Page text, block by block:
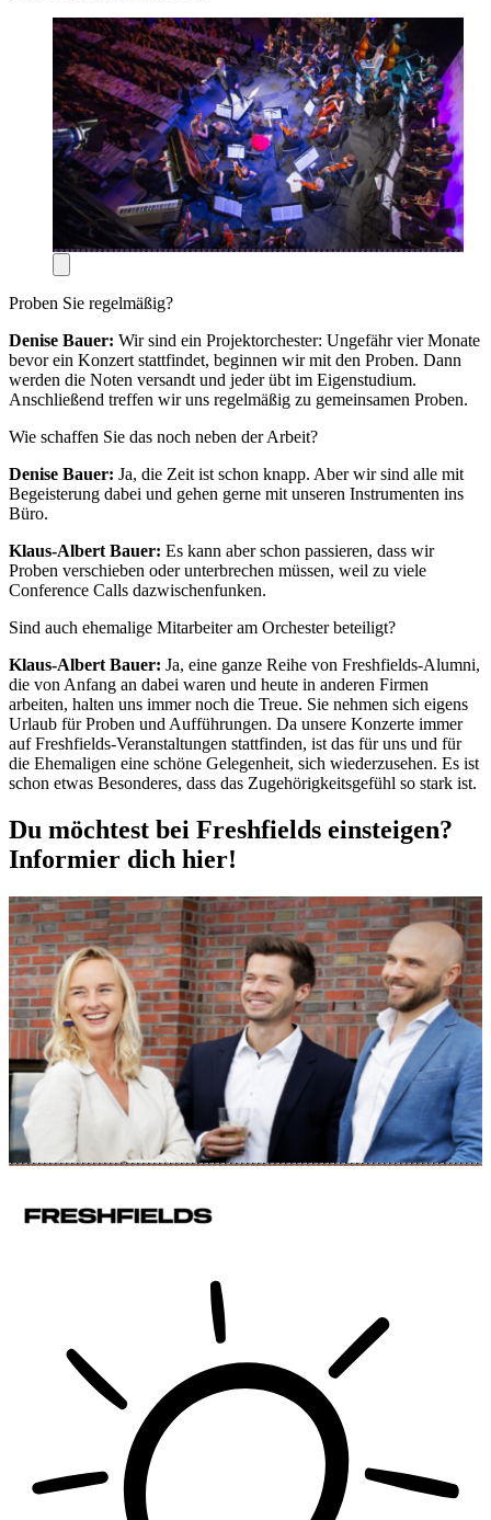
Proben Sie regelmäßig?
Denise Bauer: Wir sind ein Projektorchester: Ungefähr vier Monate
bevor ein Konzert stattfindet, beginnen wir mit den Proben. Dann
werden die Noten versandt und jeder übt im Eigenstudium.
Anschließend treffen wir uns regelmäßig zu gemeinsamen Proben.
Wie schaffen Sie das noch neben der Arbeit?
Denise Bauer: Ja, die Zeit ist schon knapp. Aber wir sind alle mit
Begeisterung dabei und gehen gerne mit unseren Instrumenten ins
Büro.
Klaus-Albert Bauer: Es kann aber schon passieren, dass wir
Proben verschieben oder unterbrechen müssen, weil zu viele
Conference Calls dazwischenfunken.
Sind auch ehemalige Mitarbeiter am Orchester beteiligt?
Klaus-Albert Bauer: Ja, eine ganze Reihe von Freshfields-Alumni,
die von Anfang an dabei waren und heute in anderen Firmen
arbeiten, halten uns immer noch die Treue. Sie nehmen sich eigens
Urlaub für Proben und Aufführungen. Da unsere Konzerte immer
auf Freshfields-Veranstaltungen stattfinden, ist das für uns und für
die Ehemaligen eine schöne Gelegenheit, sich wiederzusehen. Es ist
schon etwas Besonderes, dass das Zugehörigkeitsgefühl so stark ist.
Du möchtest bei Freshfields einsteigen?
Informier dich hier!